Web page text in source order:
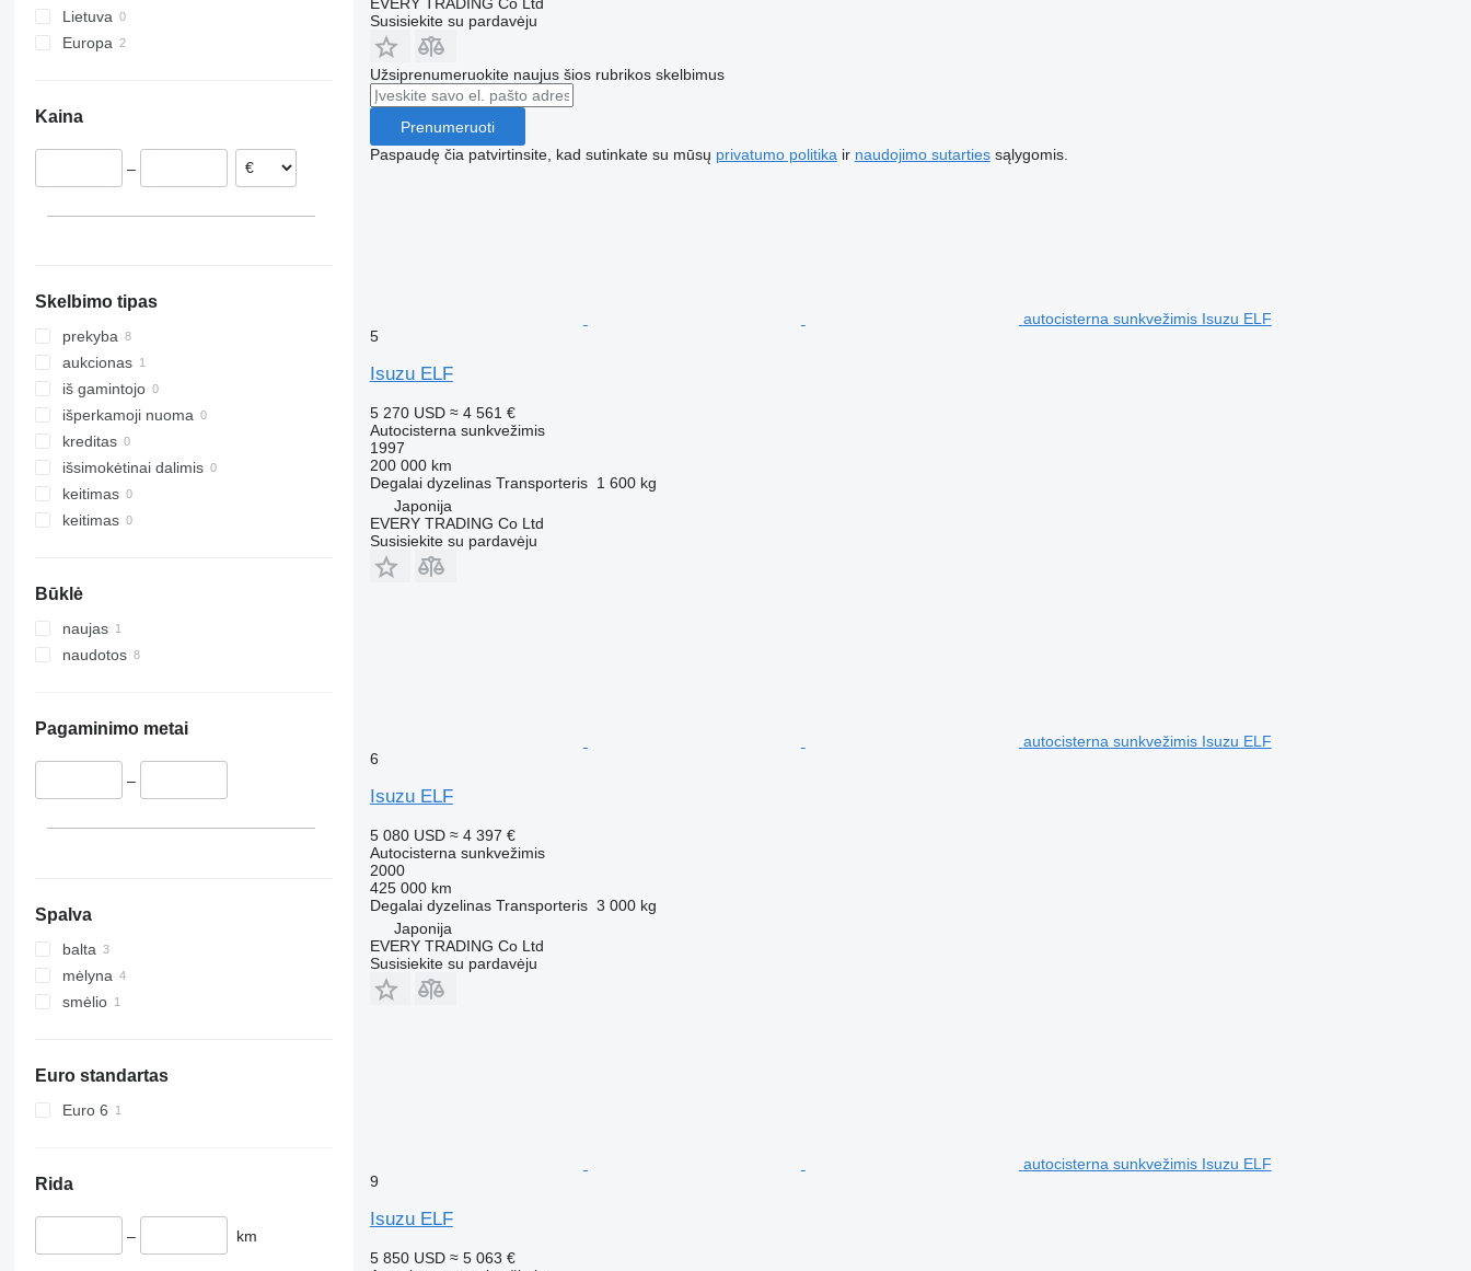
Lietuva
Europa
Kaina
–
Skelbimo tipas
prekyba
aukcionas
iš gamintojo
išperkamoji nuoma
kreditas
išsimokėtinai dalimis
keitimas
keitimas
Būklė
naujas
naudotos
Pagaminimo metai
–
Spalva
balta
mėlyna
smėlio
Euro standartas
Euro 6
Rida
– km
Susisiekite su pardavėju
Užsiprenumeruokite naujus šios rubrikos skelbimus
Prenumeruoti
Paspaudę čia patvirtinsite, kad sutinkate su mūsų privatumo politika ir naudojimo sutartiessąlygomis.
autocisterna sunkvežimis Isuzu ELF
5
Isuzu ELF
5 270 USD ≈ 4 561 €
Autocisterna sunkvežimis
1997
200 000 km
Degalai dyzelinas Transporteris 1 600 kg
Japonija
EVERY TRADING Co Ltd
Susisiekite su pardavėju
autocisterna sunkvežimis Isuzu ELF
6
Isuzu ELF
5 080 USD ≈ 4 397 €
Autocisterna sunkvežimis
2000
425 000 km
Degalai dyzelinas Transporteris 3 000 kg
Japonija
EVERY TRADING Co Ltd
Susisiekite su pardavėju
autocisterna sunkvežimis Isuzu ELF
9
Isuzu ELF
5 850 USD ≈ 5 063 €